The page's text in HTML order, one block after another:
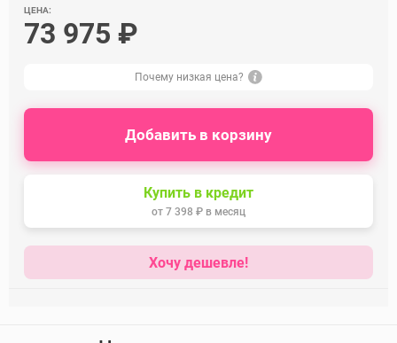
ЦЕНА:
73 975 ₽
Почему низкая цена?
Добавить в корзину
Купить в кредит
от 7 398 ₽ в месяц
Хочу дешевле!